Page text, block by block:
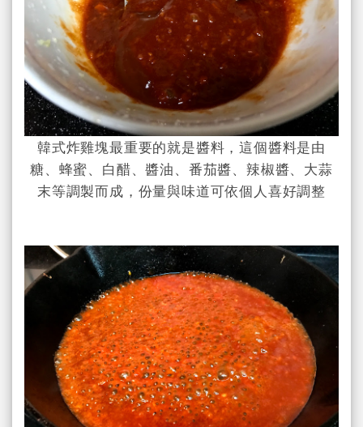
韓式炸雞塊最重要的就是醬料，這個醬料是由
糖、蜂蜜、白醋、醬油、番茄醬、辣椒醬、大蒜
末等調製而成，份量與味道可依個人喜好調整